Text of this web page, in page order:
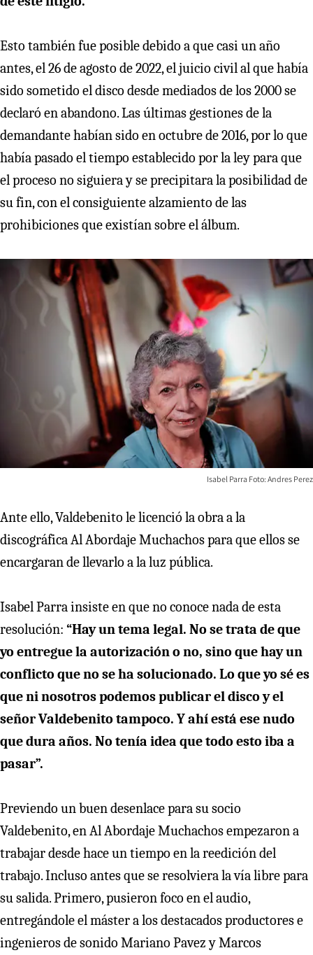
Esto también fue posible debido a que casi un año
antes, el 26 de agosto de 2022, el juicio civil al que había
sido sometido el disco desde mediados de los 2000 se
declaró en abandono. Las últimas gestiones de la
demandante habían sido en octubre de 2016, por lo que
había pasado el tiempo establecido por la ley para que
el proceso no siguiera y se precipitara la posibilidad de
su fin, con el consiguiente alzamiento de las
prohibiciones que existían sobre el álbum.
Isabel Parra Foto: Andres Perez
Ante ello, Valdebenito le licenció la obra a la
discográfica Al Abordaje Muchachos para que ellos se
encargaran de llevarlo a la luz pública.
Isabel Parra insiste en que no conoce nada de esta
resolución: “Hay un tema legal. No se trata de que
yo entregue la autorización o no, sino que hay un
conflicto que no se ha solucionado. Lo que yo sé es
que ni nosotros podemos publicar el disco y el
señor Valdebenito tampoco. Y ahí está ese nudo
que dura años. No tenía idea que todo esto iba a
pasar”.
Previendo un buen desenlace para su socio
Valdebenito, en Al Abordaje Muchachos empezaron a
trabajar desde hace un tiempo en la reedición del
trabajo. Incluso antes que se resolviera la vía libre para
su salida. Primero, pusieron foco en el audio,
entregándole el máster a los destacados productores e
ingenieros de sonido Mariano Pavez y Marcos